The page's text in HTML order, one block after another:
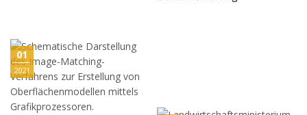
01
2021